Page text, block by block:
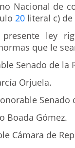
Nacional de
20 literal c) de
presente ley
que le
Senado de la
Orjuela.
Senado
Boada Gómez.
Cámara de